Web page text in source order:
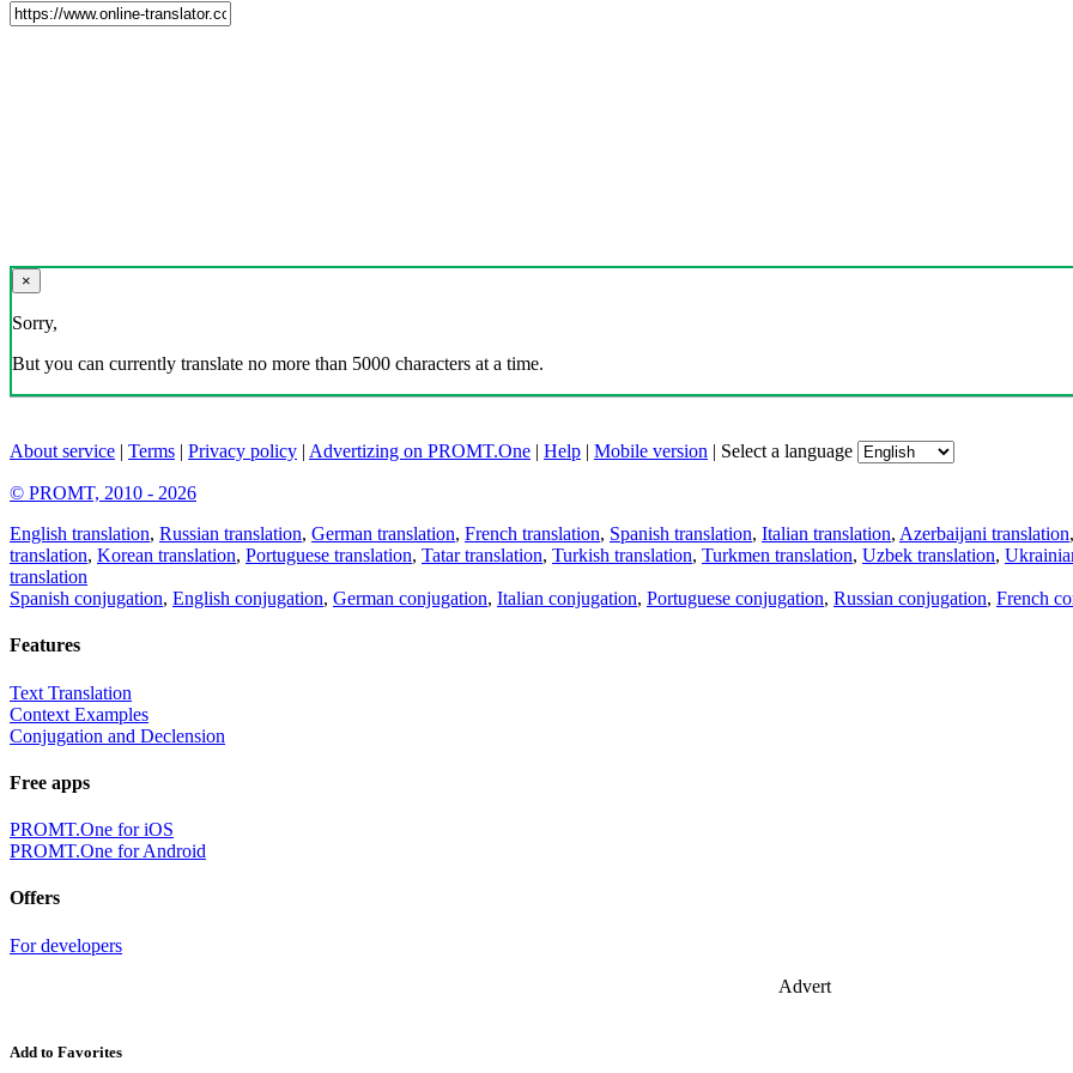
×
Sorry,
But you can currently translate no more than 5000 characters at a time.
About service | Terms | Privacy policy | Advertizing on PROMT.One | Help | Mobile version | Select a language
© PROMT, 2010 - 2026
English translation, Russian translation, German translation, French translation, Spanish translation, Italian translation, Azerbaijani translation,
translation, Korean translation, Portuguese translation, Tatar translation, Turkish translation, Turkmen translation, Uzbek translation,
translation
Spanish conjugation, English conjugation, German conjugation, Italian conjugation, Portuguese conjugation, Russian conjugation, French
Features
Text Translation
Context Examples
Conjugation and Declension
Free apps
PROMT.One for iOS
PROMT.One for Android
Offers
For developers
Advert
Add to Favorites